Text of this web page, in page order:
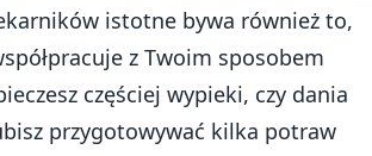
istotne bywa również to,
z Twoim sposobem
częściej wypieki, czy dania
przygotowywać kilka potraw